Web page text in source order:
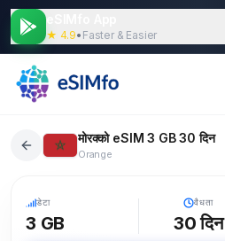
★ 4.9• Faster & Easier
मोरक्को eSIM 3 GB 30 दिन
Orange
डेटा
3 GB
वैधता
30 दिन